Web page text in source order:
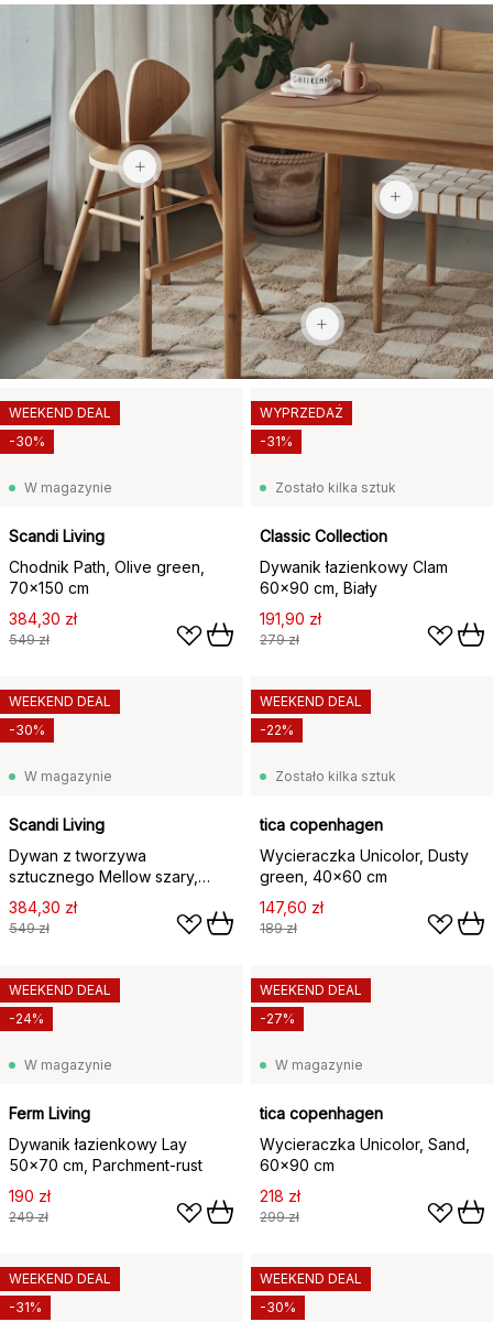
1429 zł
1029 zł
1099 zł
W magazynie
Scandi Living
Chodnik Path, Olive green,
70x150 cm
384,30 zł
549 zł
WEEKEND DEAL
-30%
Zostało kilka sztuk
Classic Collection
Dywanik łazienkowy Clam
60x90 cm, Biały
191,90 zł
279 zł
WYPRZEDAŻ
-31%
W magazynie
Scandi Living
Dywan z tworzywa
sztucznego Mellow szary,
70x150cm
384,30 zł
549 zł
WEEKEND DEAL
-30%
Zostało kilka sztuk
tica copenhagen
Wycieraczka Unicolor, Dusty
green, 40x60 cm
147,60 zł
189 zł
WEEKEND DEAL
-22%
W magazynie
Ferm Living
Dywanik łazienkowy Lay
50x70 cm, Parchment-rust
190 zł
249 zł
WEEKEND DEAL
-24%
W magazynie
tica copenhagen
Wycieraczka Unicolor, Sand,
60x90 cm
218 zł
299 zł
WEEKEND DEAL
-27%
WEEKEND DEAL
-31%
WEEKEND DEAL
-30%